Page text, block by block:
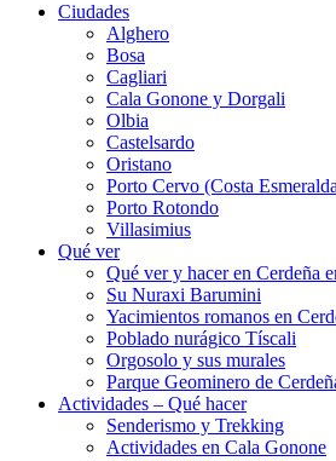
Ciudades
Alghero
Bosa
Cagliari
Cala Gonone y Dorgali
Olbia
Castelsardo
Oristano
Porto Cervo (Costa
Porto Rotondo
Villasimius
Qué ver
Qué ver y hacer en Cerdeña
Su Nuraxi Barumini
Yacimientos romanos en
Poblado nurágico Tíscali
Orgosolo y sus murales
Parque Geominero de
Actividades – Qué hacer
Senderismo y Trekking
Actividades en Cala Gonone